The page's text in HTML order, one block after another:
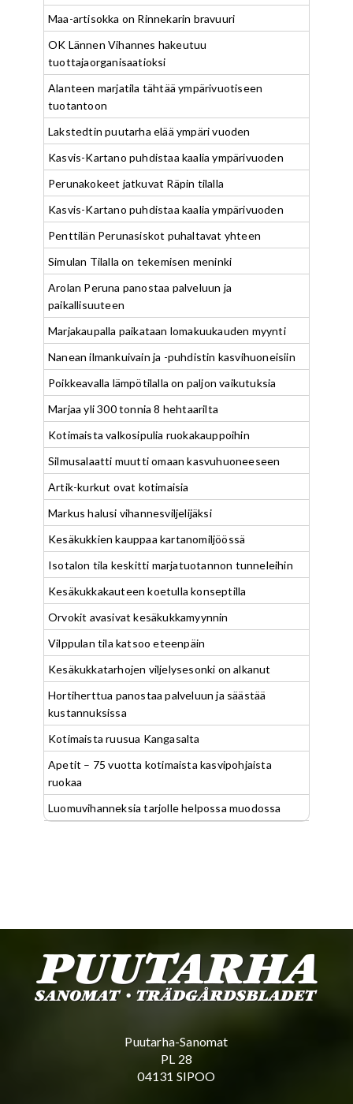
Maa-artisokka on Rinnekarin bravuuri
OK Lännen Vihannes hakeutuu
tuottajaorganisaatioksi
Alanteen marjatila tähtää ympärivuotiseen
tuotantoon
Lakstedtin puutarha elää ympäri vuoden
Kasvis-Kartano puhdistaa kaalia ympärivuoden
Perunakokeet jatkuvat Räpin tilalla
Kasvis-Kartano puhdistaa kaalia ympärivuoden
Penttilän Perunasiskot puhaltavat yhteen
Simulan Tilalla on tekemisen meninki
Arolan Peruna panostaa palveluun ja
paikallisuuteen
Marjakaupalla paikataan lomakuukauden myynti
Nanean ilmankuivain ja -puhdistin kasvihuoneisiin
Poikkeavalla lämpötilalla on paljon vaikutuksia
Marjaa yli 300 tonnia 8 hehtaarilta
Kotimaista valkosipulia ruokakauppoihin
Silmusalaatti muutti omaan kasvuhuoneeseen
Artik-kurkut ovat kotimaisia
Markus halusi vihannesviljelijäksi
Kesäkukkien kauppaa kartanomiljöössä
Isotalon tila keskitti marjatuotannon tunneleihin
Kesäkukkakauteen koetulla konseptilla
Orvokit avasivat kesäkukkamyynnin
Vilppulan tila katsoo eteenpäin
Kesäkukkatarhojen viljelysesonki on alkanut
Hortiherttua panostaa palveluun ja säästää
kustannuksissa
Kotimaista ruusua Kangasalta
Apetit – 75 vuotta kotimaista kasvipohjaista
ruokaa
Luomuvihanneksia tarjolle helpossa muodossa
Puutarha-Sanomat
PL 28
04131 SIPOO